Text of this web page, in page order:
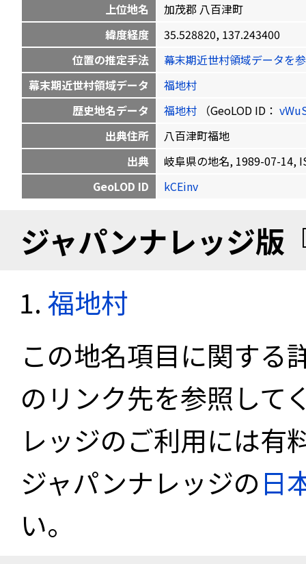
上位地名
加茂郡 八百津町
緯度経度
35.528820, 137.243400
位置の推定手法
幕末期近世村領域データを
幕末期近世村領域データ
福地村
歴史地名データ
福地村 （GeoLOD ID：
出典住所
八百津町福地
出典
岐阜県の地名, 1989-07-14,
GeoLOD ID
kCEinv
ジャパンナレッジ版
福地村
この地名項目に関する
のリンク先を参照して
レッジのご利用には有
ジャパンナレッジの日
い。